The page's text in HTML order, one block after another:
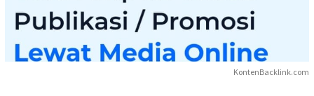
KontenBacklink.com